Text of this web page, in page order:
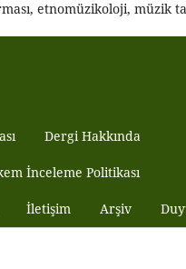
etnomüzikoloji, müzik
Dergi Hakkında
İnceleme Politikası
İletişim Arşiv